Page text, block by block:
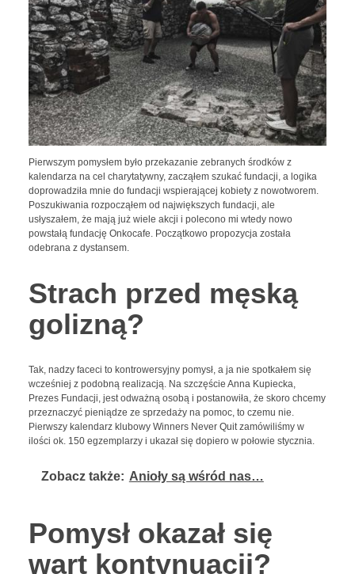
Pierwszym pomysłem było przekazanie zebranych środków z
kalendarza na cel charytatywny, zacząłem szukać fundacji, a logika
doprowadziła mnie do fundacji wspierającej kobiety z nowotworem.
Poszukiwania rozpocząłem od największych fundacji, ale
usłyszałem, że mają już wiele akcji i polecono mi wtedy nowo
powstałą fundację Onkocafe. Początkowo propozycja została
odebrana z dystansem.
Strach przed męską
golizną?
Tak, nadzy faceci to kontrowersyjny pomysł, a ja nie spotkałem się
wcześniej z podobną realizacją. Na szczęście Anna Kupiecka,
Prezes Fundacji, jest odważną osobą i postanowiła, że skoro chcemy
przeznaczyć pieniądze ze sprzedaży na pomoc, to czemu nie.
Pierwszy kalendarz klubowy Winners Never Quit zamówiliśmy w
ilości ok. 150 egzemplarzy i ukazał się dopiero w połowie stycznia.
Zobacz także: Anioły są wśród nas…
Pomysł okazał się
wart kontynuacji?